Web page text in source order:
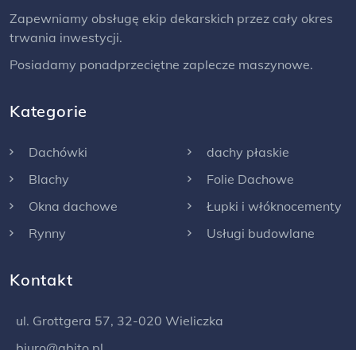
Zapewniamy obsługę ekip dekarskich przez cały okres
trwania inwestycji.
Posiadamy ponadprzeciętne zaplecze maszynowe.
Kategorie
Dachówki
Blachy
Okna dachowe
Rynny
dachy płaskie
Folie Dachowe
Łupki i włóknocementy
Usługi budowlane
Kontakt
ul. Grottgera 57, 32-020 Wieliczka